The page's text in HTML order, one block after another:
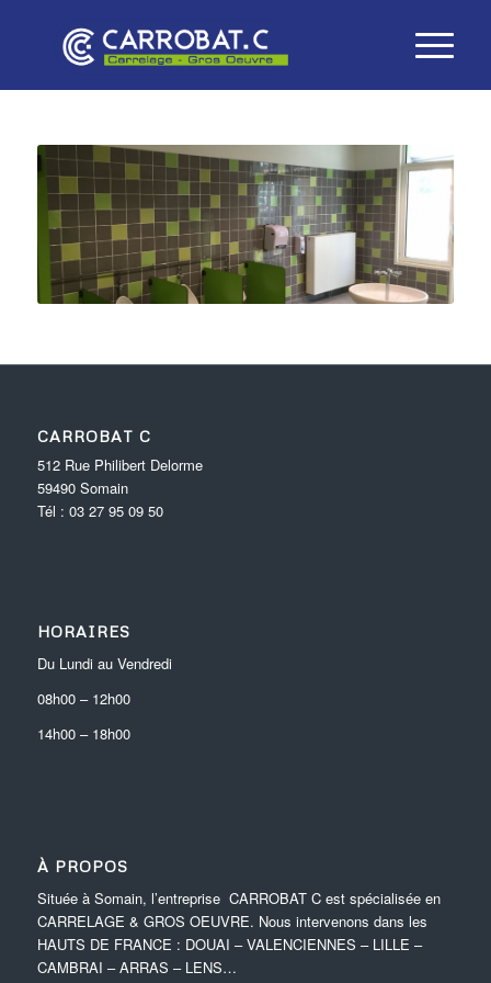
CARROBAT C
512 Rue Philibert Delorme
59490 Somain
Tél : 03 27 95 09 50
HORAIRES
Du Lundi au Vendredi
08h00 – 12h00
14h00 – 18h00
À PROPOS
Située à Somain, l’entreprise CARROBAT C est spécialisée en
CARRELAGE & GROS OEUVRE. Nous intervenons dans les
HAUTS DE FRANCE : DOUAI – VALENCIENNES – LILLE –
CAMBRAI – ARRAS – LENS…